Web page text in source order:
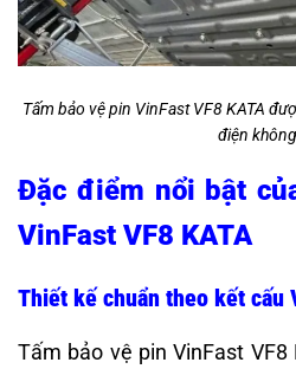
Tấm bảo vệ pin VinFast VF8 KATA
điện
Đặc điểm nổi bật
VinFast VF8 KATA
Thiết kế chuẩn theo kết cấu
Tấm bảo vệ pin VinFast